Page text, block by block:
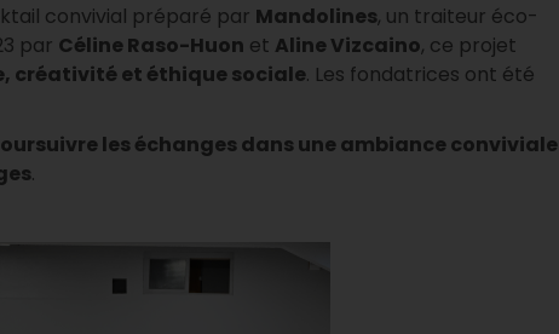
convivial préparé par Mandolines, un traiteur éco-
par Céline Raso-Huon et Aline Vizcaino, ce projet
créativité et éthique sociale. Les fondatrices ont été
les échanges dans une ambiance conviviale
.